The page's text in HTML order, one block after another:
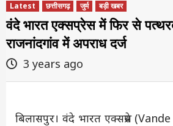
Latest छत्तीसगढ़ जुर्म बड़ी खबर
वंदे भारत एक्सप्रेस में फिर से
राजनांदगांव में अपराध दर्ज
3 years ago
बिलासपुर। वंदे भारत एक्सप्रेस